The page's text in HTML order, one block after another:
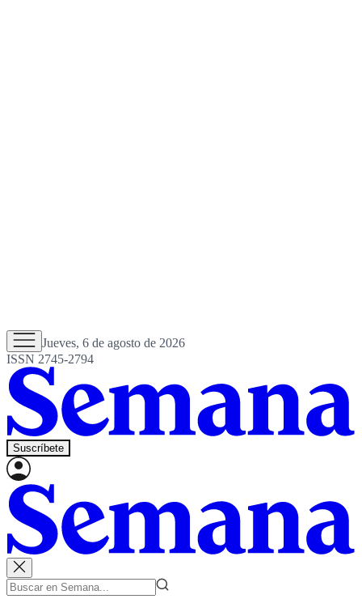
Jueves, 6 de agosto de 2026
ISSN 2745-2794
Suscríbete